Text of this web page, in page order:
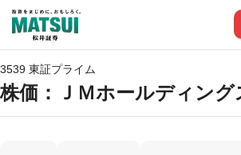
3539 東証プライム
株価 ：ＪＭホールディング